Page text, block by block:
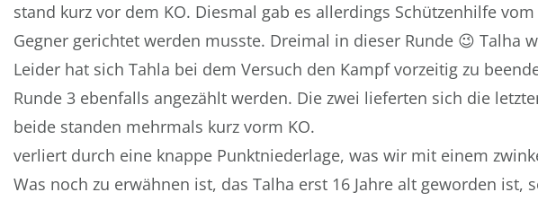
stand kurz vor dem KO. Diesmal gab es allerdings Schützenhilfe
Gegner gerichtet werden musste. Dreimal in dieser Runde 😉 Talha
Leider hat sich Tahla bei dem Versuch den Kampf vorzeitig zu
Runde 3 ebenfalls angezählt werden. Die zwei lieferten sich die
beide standen mehrmals
verliert durch eine knappe Punktniederlage, was wir mit einem
Was noch zu erwähnen ist, das Talha erst 16 Jahre alt geworden ist,